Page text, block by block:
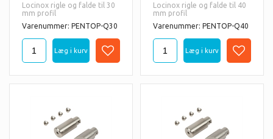
Locinox rigle og falde til 30
mm profil
Varenummer: PENTOP-Q30
Locinox rigle og falde til 40
mm profil
Varenummer: PENTOP-Q40